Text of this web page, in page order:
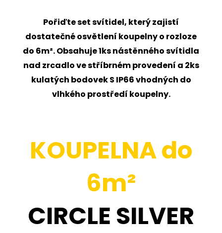
Pořiďte set svítidel, který zajistí
dostatečné osvětlení koupelny o rozloze
do 6m². Obsahuje 1ks nástěnného svítidla
nad zrcadlo ve stříbrném provedení a 2ks
kulatých bodovek S IP66 vhodných do
vlhkého prostředí koupelny.
KOUPELNA do
6m²
CIRCLE SILVER
Původně: